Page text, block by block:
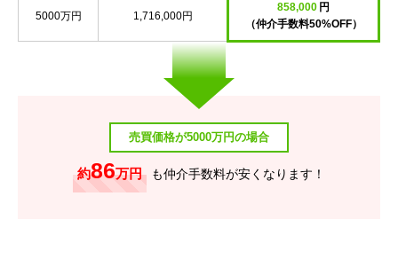
5000万円 1,716,000円
858,000 円
（仲介手数料50%OFF）
売買価格が5000万円の場合
約86万円 も仲介手数料が安くなります！